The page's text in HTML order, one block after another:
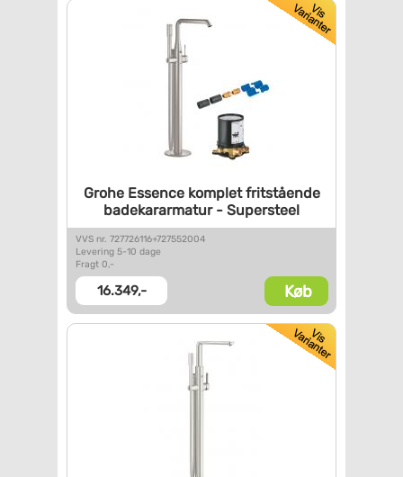
Grohe Essence kompletfritstående
badekararmatur - Supersteel
VVS nr. 727726116+727552004
Levering 5-10 dage
Fragt 0,-
16.349,- Køb